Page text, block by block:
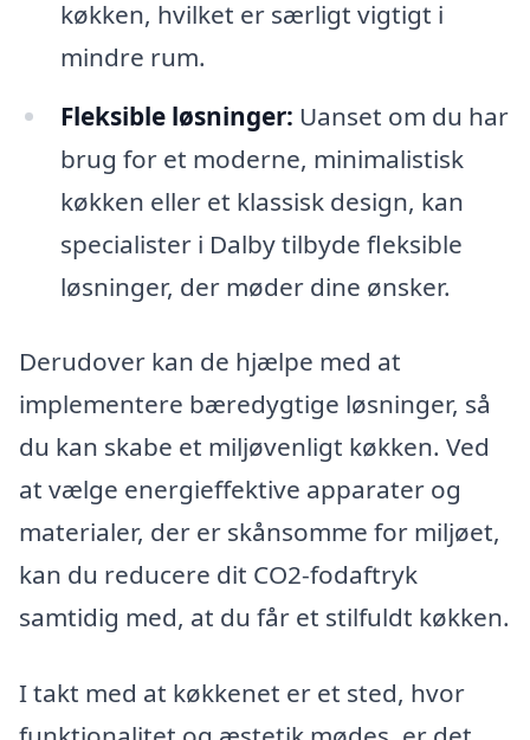
køkken, hvilket er særligt vigtigt i
mindre rum.
Fleksible løsninger: Uanset om du har
brug for et moderne, minimalistisk
køkken eller et klassisk design, kan
specialister i Dalby tilbyde fleksible
løsninger, der møder dine ønsker.
Derudover kan de hjælpe med at
implementere bæredygtige løsninger, så
du kan skabe et miljøvenligt køkken. Ved
at vælge energieffektive apparater og
materialer, der er skånsomme for miljøet,
kan du reducere dit CO2-fodaftryk
samtidig med, at du får et stilfuldt køkken.
I takt med at køkkenet er et sted, hvor